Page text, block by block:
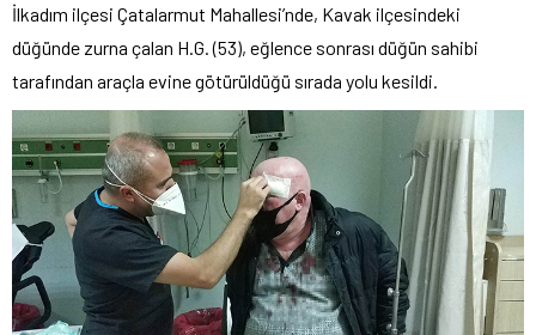
İlkadım ilçesi Çatalarmut Mahallesi’nde, Kavak ilçesindeki
düğünde zurna çalan H.G. (53), eğlence sonrası düğün sahibi
tarafından araçla evine götürüldüğü sırada yolu kesildi.